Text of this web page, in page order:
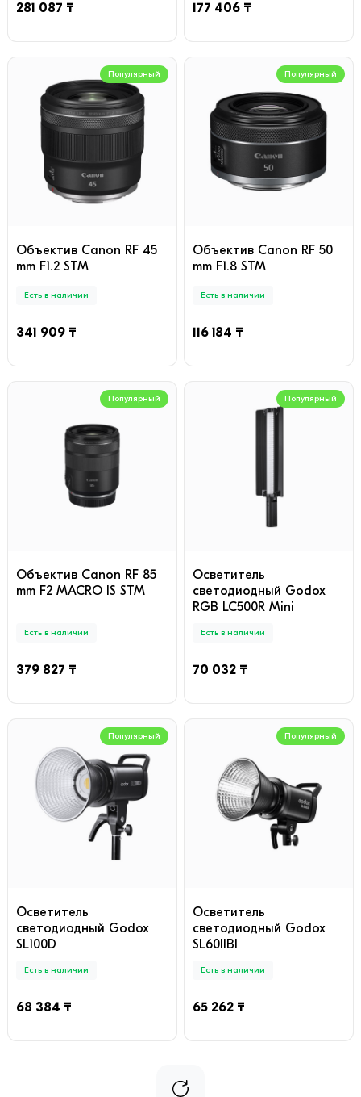
281 087 ₸ 177 406 ₸
Популярный
Объектив Canon RF 45
mm F1.2 STM
Есть в наличии
341 909 ₸
Популярный
Объектив Canon RF 50
mm F1.8 STM
Есть в наличии
116 184 ₸
Популярный
Объектив Canon RF 85
mm F2 MACRO IS STM
Есть в наличии
379 827 ₸
Популярный
Осветитель
светодиодный Godox
RGB LC500R Mini
Есть в наличии
70 032 ₸
Популярный
Осветитель
светодиодный Godox
SL100D
Есть в наличии
68 384 ₸
Популярный
Осветитель
светодиодный Godox
SL60IIBI
Есть в наличии
65 262 ₸